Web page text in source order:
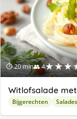
⏱ 20 min👥 4
Witlofsalade
Bijgerechten Salades